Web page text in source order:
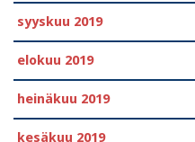
syyskuu 2019
elokuu 2019
heinäkuu 2019
kesäkuu 2019